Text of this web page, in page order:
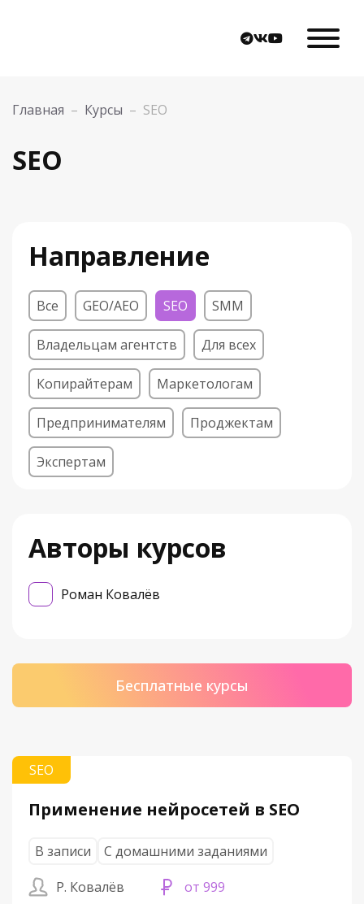
Главная – Курсы – SEO
SEO
SEO
Применение нейросетей в SEO
В записи
С домашними заданиями
Р. Ковалёв
от 999
Направление
Все GEO/AEO SEO SMM
Владельцам агентств Для всех
Копирайтерам Маркетологам
Предпринимателям Проджектам
Экспертам
Авторы курсов
Роман Ковалёв
Бесплатные курсы